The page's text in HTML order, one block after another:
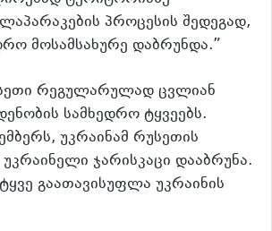
პროცესის შედეგად,
მოსამსახურე დაბრუნდა.”
რეგულარულად ცვლიან
სამხედრო ტყვეებს.
უკრაინამ რუსეთის
ჯარისკაცი დააბრუნა.
გაათავისუფლა უკრაინის